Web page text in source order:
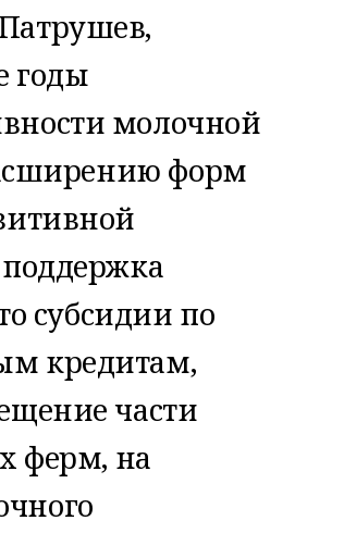
годы
молочной
форм
субсидии по
кредитам,
части
ферм, на